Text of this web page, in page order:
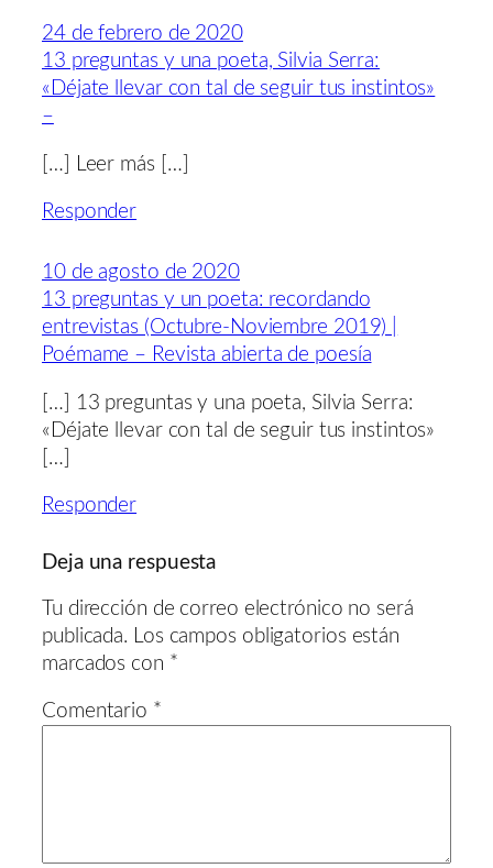
24 de febrero de 2020
13 preguntas y una poeta, Silvia Serra:
«Déjate llevar con tal de seguir tus instintos»
–
[…] Leer más […]
Responder
10 de agosto de 2020
13 preguntas y un poeta: recordando
entrevistas (Octubre-Noviembre 2019) |
Poémame – Revista abierta de poesía
[…] 13 preguntas y una poeta, Silvia Serra:
«Déjate llevar con tal de seguir tus instintos»
[…]
Responder
Deja una respuesta
Tu dirección de correo electrónico no será
publicada.
Los campos obligatorios están
marcados con *
Comentario *